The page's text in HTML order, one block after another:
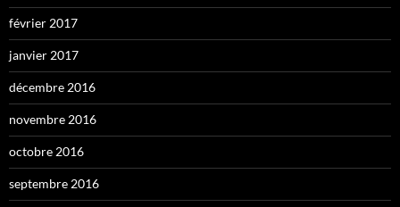
février 2017
janvier 2017
décembre 2016
novembre 2016
octobre 2016
septembre 2016